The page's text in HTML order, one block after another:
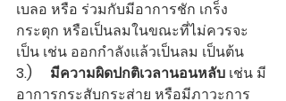
เบลอ หรือ ร่วมกับมีอาการชัก เกร็ง
กระตุก หรือเป็นลมในขณะที่ไม่ควรจะ
เป็น เช่น ออกกำลังแล้วเป็นลม เป็นต้น
3.)     มีความผิดปกติเวลานอนหลับ เช่น มี
อาการกระสับกระส่าย หรือมีภาวะการ